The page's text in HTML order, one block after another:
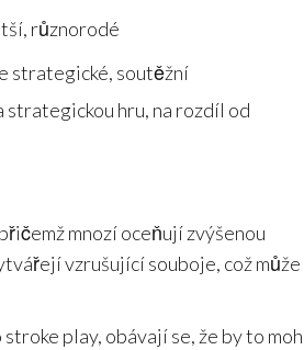
různorodé
strategické, soutěžní
hru, na rozdíl od
mnozí oceňují zvýšenou
vzrušující souboje, což může
play, obávají se, že by to